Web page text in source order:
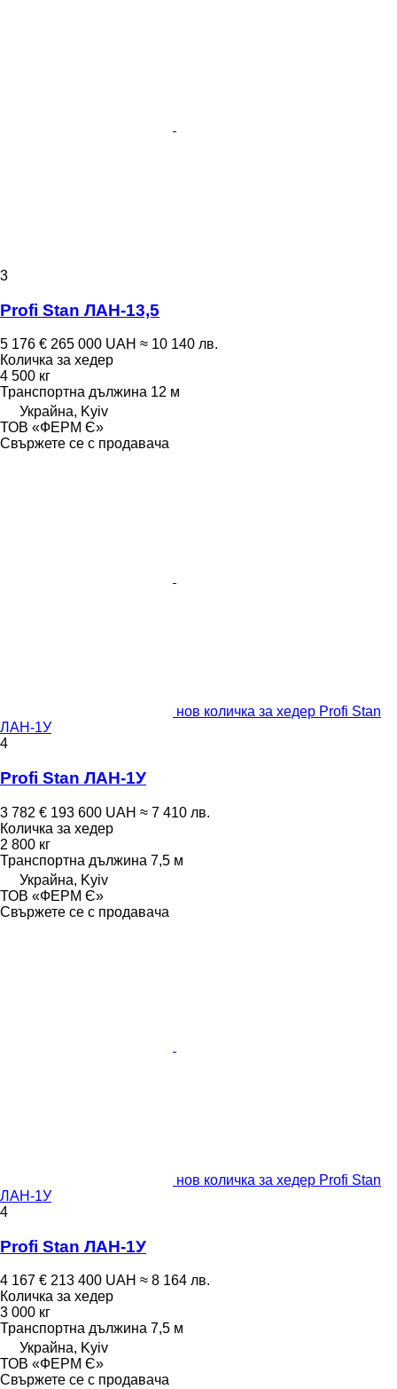
3
Profi Stan ЛАН-13,5
5 176 € 265 000 UAH ≈ 10 140 лв.
Количка за хедер
4 500 кг
Транспортна дължина 12 м
Украйна, Kyiv
ТОВ «ФЕРМ Є»
Свържете се с продавача
нов количка за хедер Profi Stan
ЛАН-1У
4
Profi Stan ЛАН-1У
3 782 € 193 600 UAH ≈ 7 410 лв.
Количка за хедер
2 800 кг
Транспортна дължина 7,5 м
Украйна, Kyiv
ТОВ «ФЕРМ Є»
Свържете се с продавача
нов количка за хедер Profi Stan
ЛАН-1У
4
Profi Stan ЛАН-1У
4 167 € 213 400 UAH ≈ 8 164 лв.
Количка за хедер
3 000 кг
Транспортна дължина 7,5 м
Украйна, Kyiv
ТОВ «ФЕРМ Є»
Свържете се с продавача